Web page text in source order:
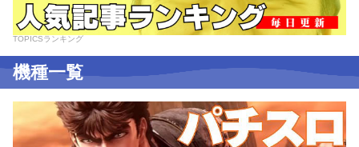
TOPICSランキング
機種一覧